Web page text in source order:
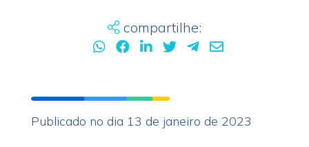
compartilhe:
Publicado no dia 13 de janeiro de 2023